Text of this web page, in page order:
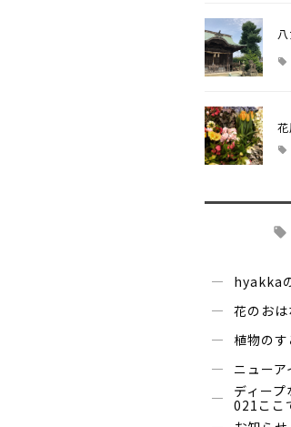
hyakka
花のおは
植物の
ニューア
ディー
021ここ